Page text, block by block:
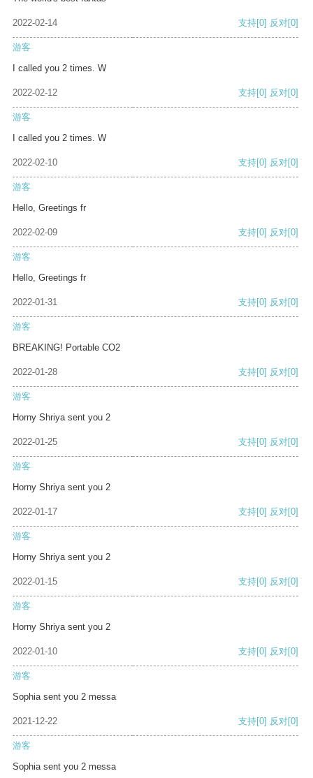
2022-02-14 支持[0] 反对[0]
游客
I called you 2 times. W
2022-02-12 支持[0] 反对[0]
游客
I called you 2 times. W
2022-02-10 支持[0] 反对[0]
游客
Hello, Greetings fr
2022-02-09 支持[0] 反对[0]
游客
Hello, Greetings fr
2022-01-31 支持[0] 反对[0]
游客
BREAKING! Portable CO2
2022-01-28 支持[0] 反对[0]
游客
Horny Shriya sent you 2
2022-01-25 支持[0] 反对[0]
游客
Horny Shriya sent you 2
2022-01-17 支持[0] 反对[0]
游客
Horny Shriya sent you 2
2022-01-15 支持[0] 反对[0]
游客
Horny Shriya sent you 2
2022-01-10 支持[0] 反对[0]
游客
Sophia sent you 2 messa
2021-12-22 支持[0] 反对[0]
游客
Sophia sent you 2 messa